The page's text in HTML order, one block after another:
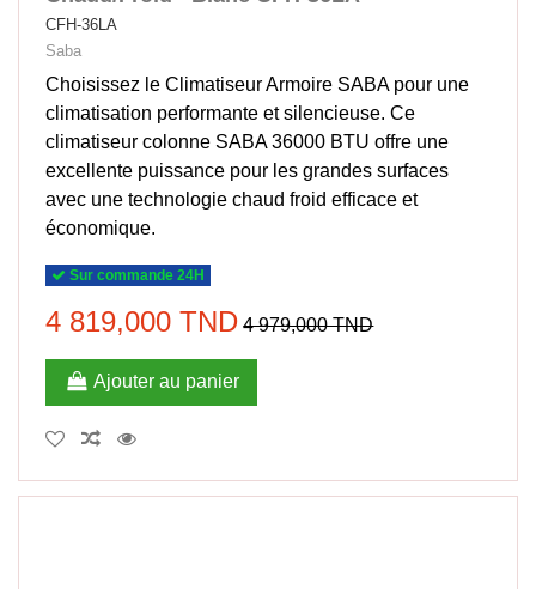
CFH-36LA
Saba
Choisissez le Climatiseur Armoire SABA pour une
climatisation performante et silencieuse. Ce
climatiseur colonne SABA 36000 BTU offre une
excellente puissance pour les grandes surfaces
avec une technologie chaud froid efficace et
économique.
Sur commande 24H
4 819,000 TND 4 979,000 TND
Ajouter au panier